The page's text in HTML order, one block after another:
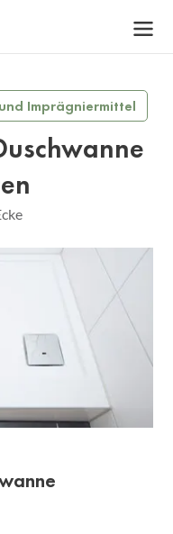
Imprägniermittel